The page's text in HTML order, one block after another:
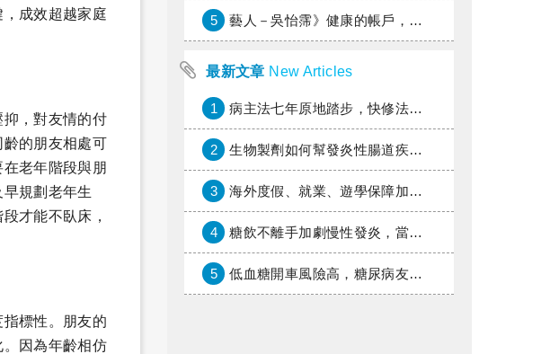
成效超越家庭
，對友情的付
的朋友相處可
老年階段與朋
規劃老年生
才能不臥床，
標性。朋友的
因為年齡相仿
5 藝人－吳怡霈》健康的帳戶，年輕時別提光
最新文章 New Articles
1 病主法七年原地踏步，快修法讓病人自主決定善終
2 生物製劑如何幫發炎性腸道疾病患者抗潰瘍？治療進展與健保給付困境一次看
3 海外度假、就業、遊學保障加倍，富邦產險「一期逐夢」專案加碼遠距醫療與緊急救援
4 糖飲不離手加劇慢性發炎，當心老化與慢性病提早報到
5 低血糖開車風險高，糖尿病友上路必學的安全守則